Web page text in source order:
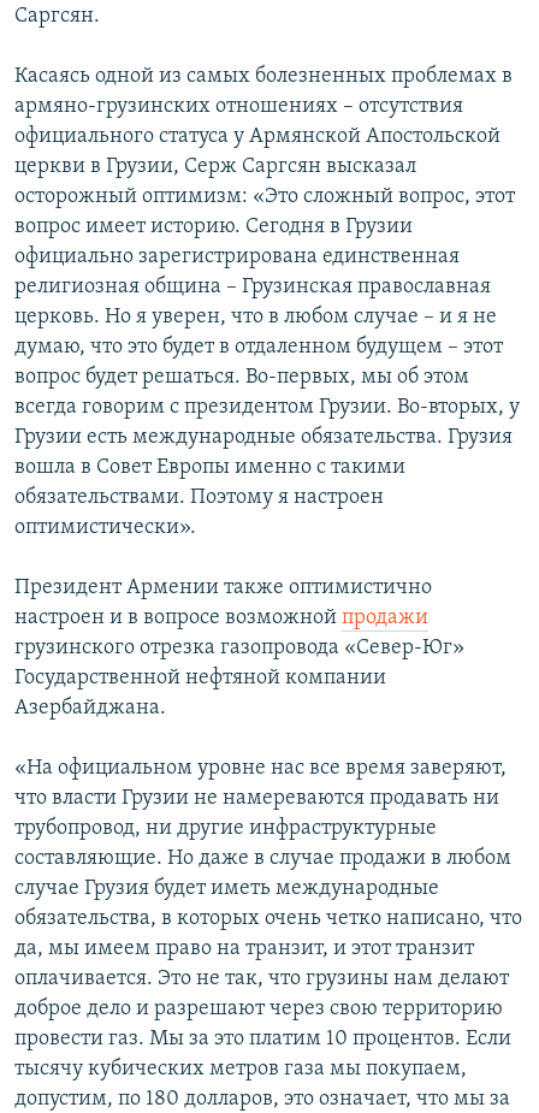
Саргсян.
Касаясь одной из самых болезненных проблемах в
армяно-грузинских отношениях – отсутствия
официального статуса у Армянской Апостольской
церкви в Грузии, Серж Саргсян высказал
осторожный оптимизм: «Это сложный вопрос, этот
вопрос имеет историю. Сегодня в Грузии
официально зарегистрирована единственная
религиозная община – Грузинская православная
церковь. Но я уверен, что в любом случае – и я не
думаю, что это будет в отдаленном будущем – этот
вопрос будет решаться. Во-первых, мы об этом
всегда говорим с президентом Грузии. Во-вторых, у
Грузии есть международные обязательства. Грузия
вошла в Совет Европы именно с такими
обязательствами. Поэтому я настроен
оптимистически».
Президент Армении также оптимистично
настроен и в вопросе возможной продажи
грузинского отрезка газопровода «Север-Юг»
Государственной нефтяной компании
Азербайджана.
«На официальном уровне нас все время заверяют,
что власти Грузии не намереваются продавать ни
трубопровод, ни другие инфраструктурные
составляющие. Но даже в случае продажи в любом
случае Грузия будет иметь международные
обязательства, в которых очень четко написано, что
да, мы имеем право на транзит, и этот транзит
оплачивается. Это не так, что грузины нам делают
доброе дело и разрешают через свою территорию
провести газ. Мы за это платим 10 процентов. Если
тысячу кубических метров газа мы покупаем,
допустим, по 180 долларов, это означает, что мы за